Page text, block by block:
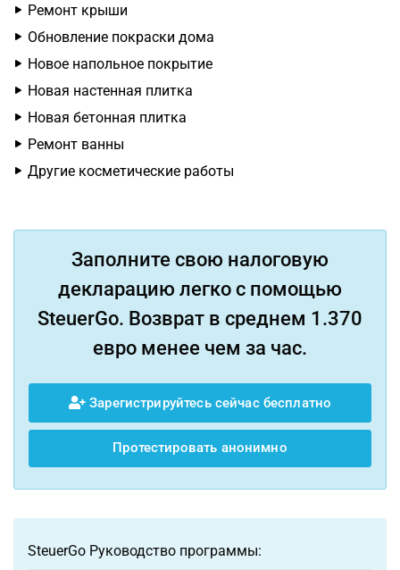
Ремонт крыши
Обновление покраски дома
Новое напольное покрытие
Новая настенная плитка
Новая бетонная плитка
Ремонт ванны
Другие косметические работы
Заполните свою налоговую
декларацию легко с помощью
SteuerGo. Возврат в среднем 1.370
евро менее чем за час.
Зарегистрируйтесь сейчас бесплатно
Протестировать анонимно
SteuerGo Руководство программы: